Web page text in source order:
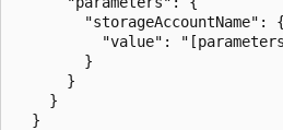
        "storageAccountName": {
"value":
        }
      }
    }
  }